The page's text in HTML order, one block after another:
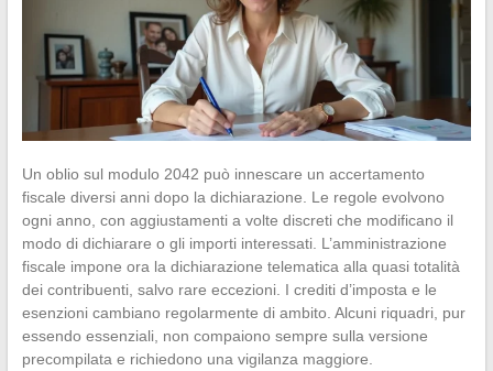
Un oblio sul modulo 2042 può innescare un accertamento
fiscale diversi anni dopo la dichiarazione. Le regole evolvono
ogni anno, con aggiustamenti a volte discreti che modificano il
modo di dichiarare o gli importi interessati. L’amministrazione
fiscale impone ora la dichiarazione telematica alla quasi totalità
dei contribuenti, salvo rare eccezioni. I crediti d’imposta e le
esenzioni cambiano regolarmente di ambito. Alcuni riquadri, pur
essendo essenziali, non compaiono sempre sulla versione
precompilata e richiedono una vigilanza maggiore.